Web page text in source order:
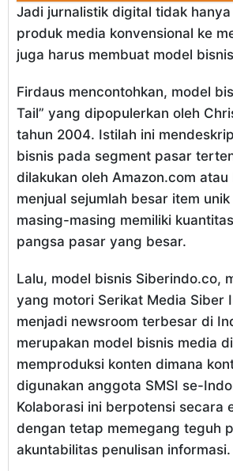
Jadi jurnalistik digital tidak
produk media konvensional ke
juga harus membuat model
Firdaus mencontohkan, model
Tail” yang dipopulerkan oleh
tahun 2004. Istilah ini
bisnis pada segment pasar
dilakukan oleh Amazon.com
menjual sejumlah besar item
masing-masing memiliki
pangsa pasar yang besar.
Lalu, model bisnis Siberindo.co,
yang motori Serikat Media Siber
menjadi newsroom terbesar di
merupakan model bisnis media
memproduksi konten dimana
digunakan anggota SMSI se-
Kolaborasi ini berpotensi secara
dengan tetap memegang teguh
akuntabilitas penulisan informasi.